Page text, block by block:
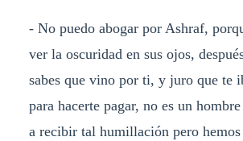
- No puedo abogar por Ashraf,
ver la oscuridad en sus ojos,
sabes que vino por ti, y juro que te
para hacerte pagar, no es un
a recibir tal humillación pero hemos